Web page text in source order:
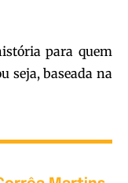
para quem
seja, baseada na